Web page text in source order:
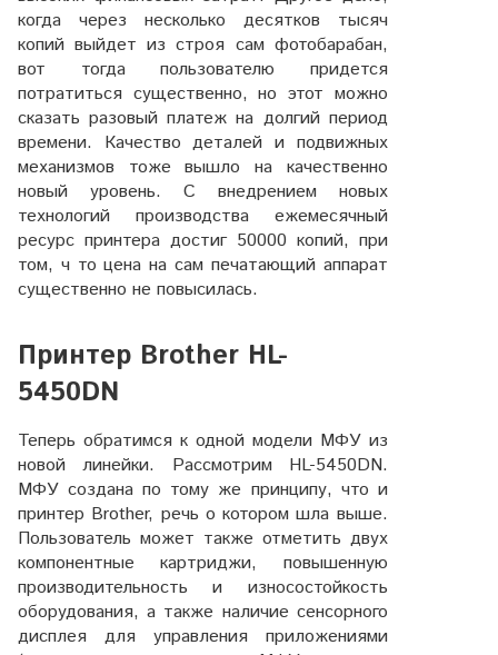
когда через несколько десятков тысяч
копий выйдет из строя сам фотобарабан,
вот тогда пользователю придется
потратиться существенно, но этот можно
сказать разовый платеж на долгий период
времени. Качество деталей и подвижных
механизмов тоже вышло на качественно
новый уровень. С внедрением новых
технологий производства ежемесячный
ресурс принтера достиг 50000 копий, при
том, ч то цена на сам печатающий аппарат
существенно не повысилась.
Принтер Brother HL-
5450DN
Теперь обратимся к одной модели МФУ из
новой линейки. Рассмотрим HL-5450DN.
МФУ создана по тому же принципу, что и
принтер Brother, речь о котором шла выше.
Пользователь может также отметить двух
компонентные картриджи, повышенную
производительность и износостойкость
оборудования, а также наличие сенсорного
дисплея для управления приложениями